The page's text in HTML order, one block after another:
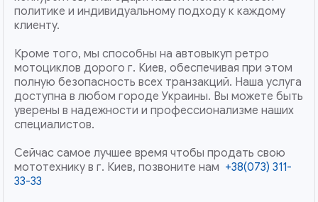
политике и индивидуальному подходу к каждому
клиенту.
Кроме того, мы способны на автовыкуп ретро
мотоциклов дорого г. Киев, обеспечивая при этом
полную безопасность всех транзакций. Наша услуга
доступна в любом городе Украины. Вы можете быть
уверены в надежности и профессионализме наших
специалистов.
Сейчас самое лучшее время чтобы продать свою
мототехнику в г. Киев, позвоните нам +38(073) 311-
33-33